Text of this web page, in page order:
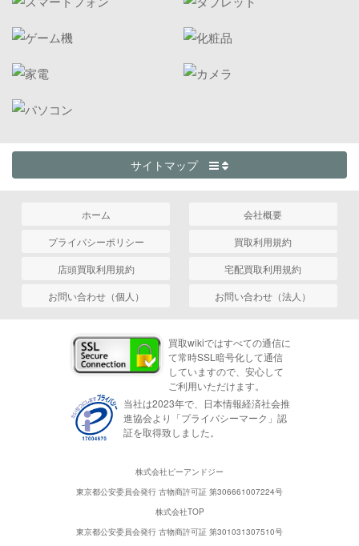
サイトマップ
ホーム
会社概要
プライバシーポリシー
買取利用規約
店頭買取利用規約
宅配買取利用規約
お問い合わせ（個人）
お問い合わせ（法人）
買取wikiではすべての通信に
て常時SSL暗号化して通信
していますので、安心して
ご利用いただけます。
当社は2023年で、日本情報経済社会推
進協会より「プライバシーマーク」認
証を取得致しました。
株式会社ピーアンドジー
東京都公安委員会発行 古物商許可証 第306661007224号
株式会社TOP
東京都公安委員会発行 古物商許可証 第301031307510号